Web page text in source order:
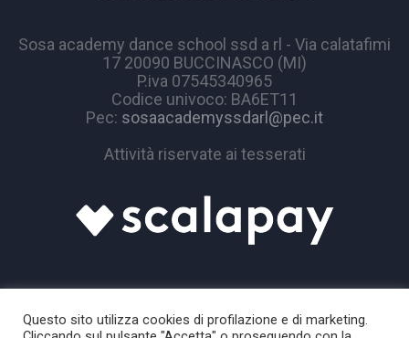
Sosa academy dance school ssd a rl - Via calatafimi
17 20090 BUCCINASCO (MI)
P.iva 07545340965
Codice univoco: BA6ET11
Pec: sosaacademyssdarl@pec.it
Attività riservate ai tesserati
Questo sito utilizza cookies di profilazione e di marketing.